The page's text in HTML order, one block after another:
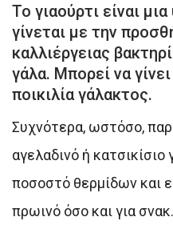
Το γιαούρτι είναι
γίνεται με την
καλλιέργειας
γάλα. Μπορεί να
ποικιλία γάλακτος.
Συχνότερα, ωστόσο,
αγελαδινό ή
ποσοστό θερμίδων και
πρωινό όσο και για